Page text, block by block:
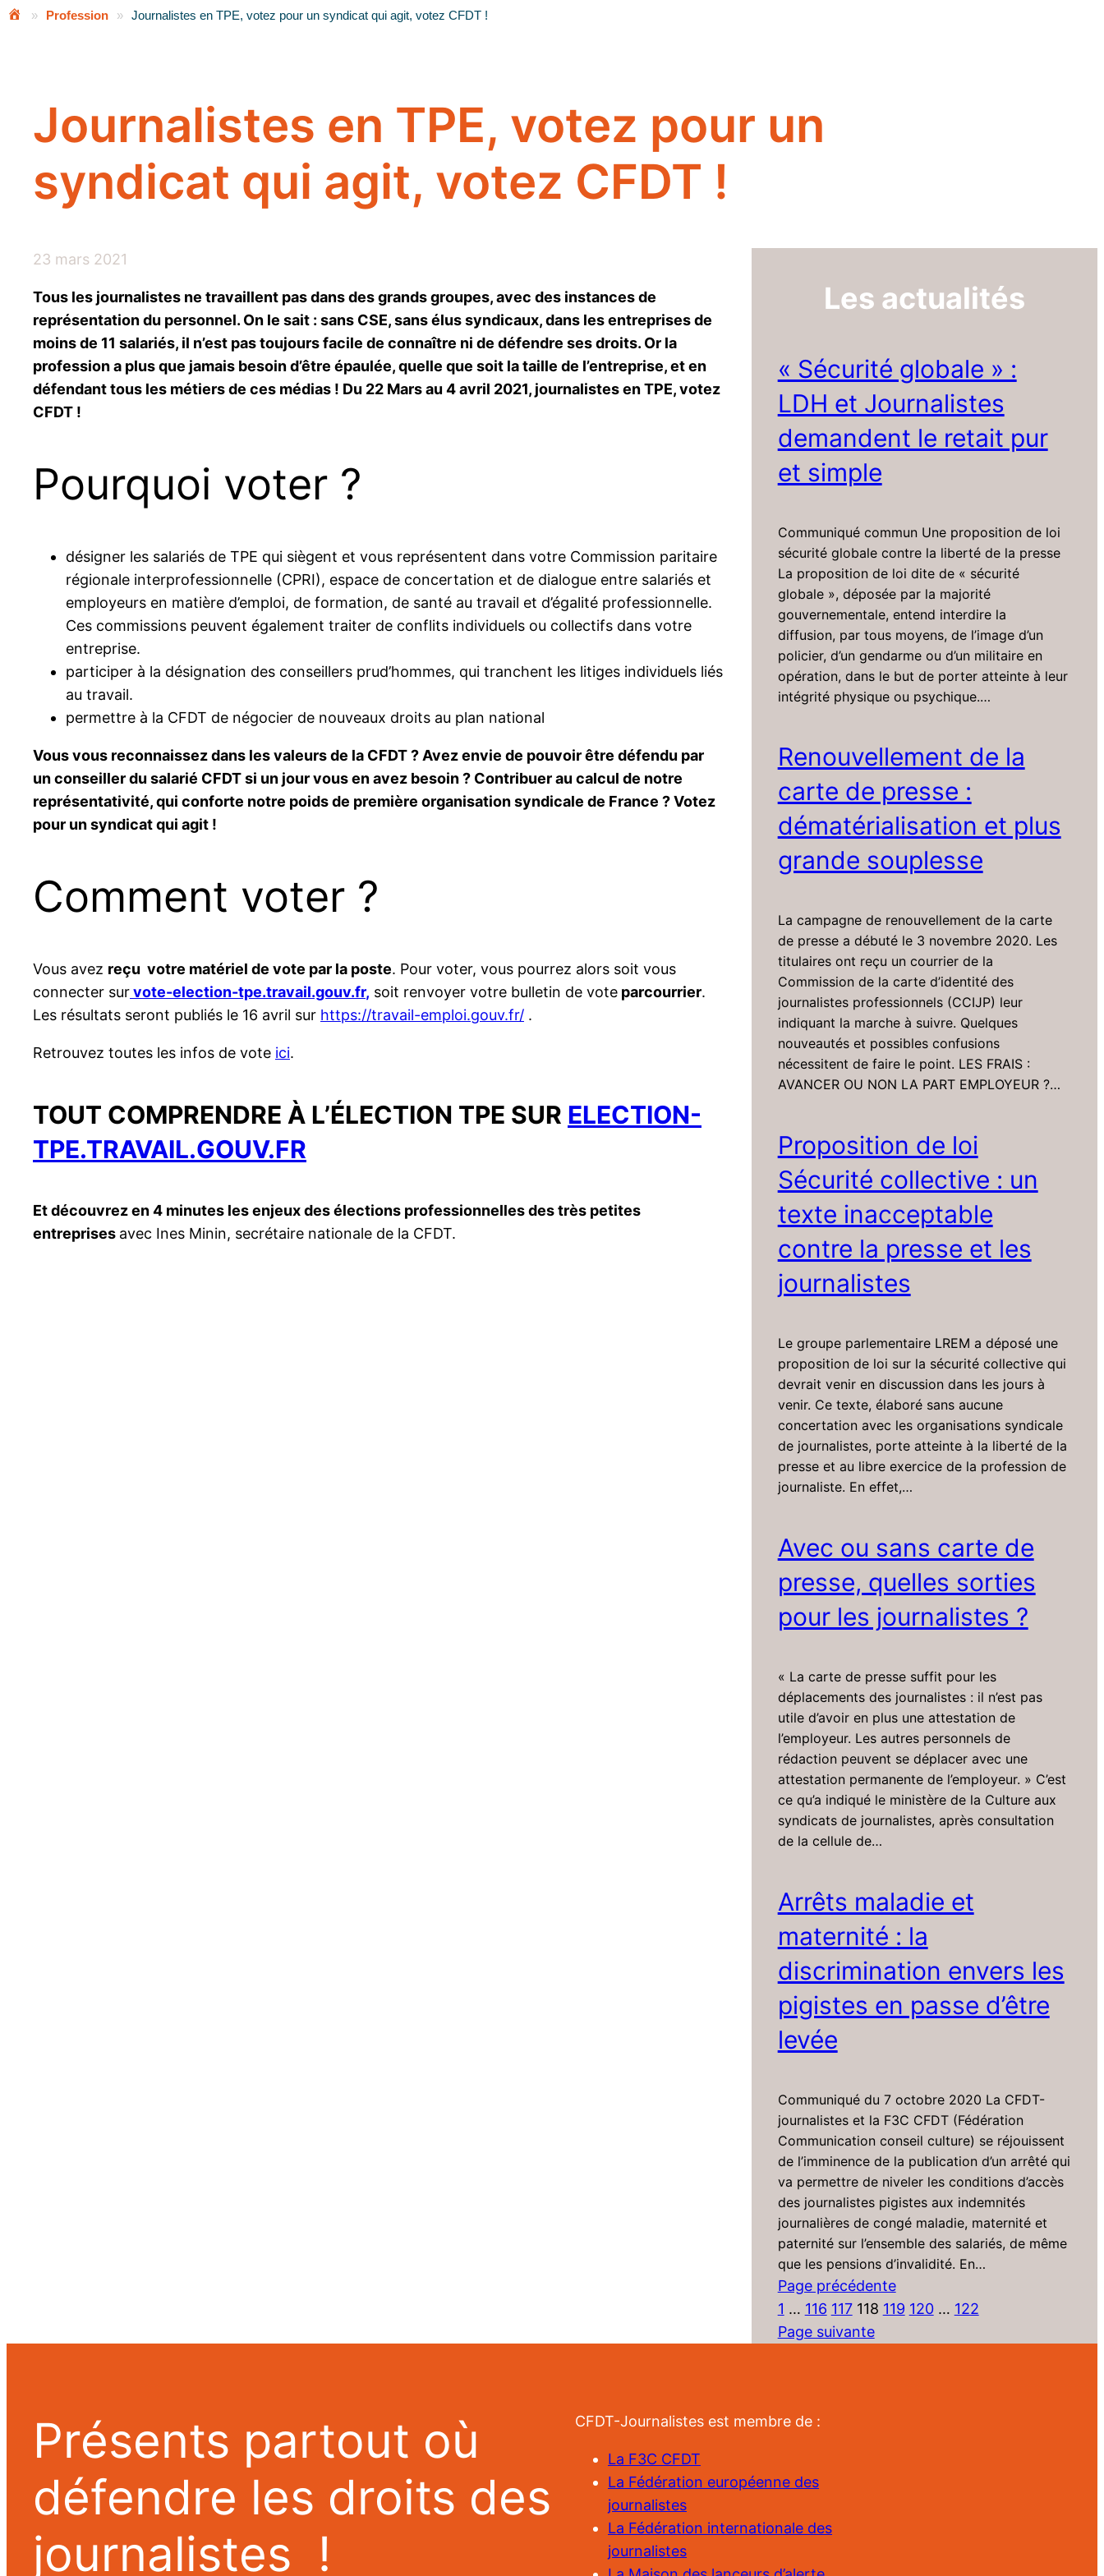
» Profession » Journalistes en TPE, votez pour un syndicat qui agit, votez CFDT !
Journalistes en TPE, votez pour un
syndicat qui agit, votez CFDT !
23 mars 2021
Tous les journalistes ne travaillent pas dans des grands groupes, avec des instances de
représentation du personnel. On le sait : sans CSE, sans élus syndicaux, dans les entreprises de
moins de 11 salariés, il n’est pas toujours facile de connaître ni de défendre ses droits. Or la
profession a plus que jamais besoin d’être épaulée, quelle que soit la taille de l’entreprise, et en
défendant tous les métiers de ces médias ! Du 22 Mars au 4 avril 2021, journalistes en TPE, votez
CFDT !
Pourquoi voter ?
désigner les salariés de TPE qui siègent et vous représentent dans votre Commission paritaire
régionale interprofessionnelle (CPRI), espace de concertation et de dialogue entre salariés et
employeurs en matière d’emploi, de formation, de santé au travail et d’égalité professionnelle.
Ces commissions peuvent également traiter de conflits individuels ou collectifs dans votre
entreprise.
participer à la désignation des conseillers prud’hommes, qui tranchent les litiges individuels liés
au travail.
permettre à la CFDT de négocier de nouveaux droits au plan national
Vous vous reconnaissez dans les valeurs de la CFDT ? Avez envie de pouvoir être défendu par
un conseiller du salarié CFDT si un jour vous en avez besoin ? Contribuer au calcul de notre
représentativité, qui conforte notre poids de première organisation syndicale de France ? Votez
pour un syndicat qui agit !
Comment voter ?
Vous avez reçu votre matériel de vote par la poste. Pour voter, vous pourrez alors soit vous
connecter survote-election-tpe.travail.gouv.fr, soit renvoyer votre bulletin de vote parcourrier.
Les résultats seront publiés le 16 avril sur https://travail-emploi.gouv.fr/ .
Retrouvez toutes les infos de vote ici.
TOUT COMPRENDRE À L’ÉLECTION TPE SUR ELECTION-
TPE.TRAVAIL.GOUV.FR
Et découvrez en 4 minutes les enjeux des élections professionnelles des très petites
entreprises avec Ines Minin, secrétaire nationale de la CFDT.
Les actualités
« Sécurité globale » :
LDH et Journalistes
demandent le retait pur
et simple
Communiqué commun Une proposition de loi
sécurité globale contre la liberté de la presse
La proposition de loi dite de « sécurité
globale », déposée par la majorité
gouvernementale, entend interdire la
diffusion, par tous moyens, de l’image d’un
policier, d’un gendarme ou d’un militaire en
opération, dans le but de porter atteinte à leur
intégrité physique ou psychique.…
Renouvellement de la
carte de presse :
dématérialisation et plus
grande souplesse
La campagne de renouvellement de la carte
de presse a débuté le 3 novembre 2020. Les
titulaires ont reçu un courrier de la
Commission de la carte d’identité des
journalistes professionnels (CCIJP) leur
indiquant la marche à suivre. Quelques
nouveautés et possibles confusions
nécessitent de faire le point. LES FRAIS :
AVANCER OU NON LA PART EMPLOYEUR ?…
Proposition de loi
Sécurité collective : un
texte inacceptable
contre la presse et les
journalistes
Le groupe parlementaire LREM a déposé une
proposition de loi sur la sécurité collective qui
devrait venir en discussion dans les jours à
venir. Ce texte, élaboré sans aucune
concertation avec les organisations syndicale
de journalistes, porte atteinte à la liberté de la
presse et au libre exercice de la profession de
journaliste. En effet,…
Avec ou sans carte de
presse, quelles sorties
pour les journalistes ?
« La carte de presse suffit pour les
déplacements des journalistes : il n’est pas
utile d’avoir en plus une attestation de
l’employeur. Les autres personnels de
rédaction peuvent se déplacer avec une
attestation permanente de l’employeur. » C’est
ce qu’a indiqué le ministère de la Culture aux
syndicats de journalistes, après consultation
de la cellule de…
Arrêts maladie et
maternité : la
discrimination envers les
pigistes en passe d’être
levée
Communiqué du 7 octobre 2020 La CFDT-
journalistes et la F3C CFDT (Fédération
Communication conseil culture) se réjouissent
de l’imminence de la publication d’un arrêté qui
va permettre de niveler les conditions d’accès
des journalistes pigistes aux indemnités
journalières de congé maladie, maternité et
paternité sur l’ensemble des salariés, de même
que les pensions d’invalidité. En…
Page précédente
1 … 116 117 118 119 120 … 122
Page suivante
Présents partout où
défendre les droits des
journalistes !
CFDT-Journalistes est membre de :
La F3C CFDT
La Fédération européenne des
journalistes
La Fédération internationale des
journalistes